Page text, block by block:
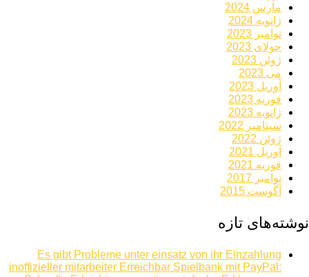
مارس 2024
ژانویه 2024
نوامبر 2023
جولای 2023
ژوئن 2023
می 2023
آوریل 2023
فوریه 2023
ژانویه 2023
سپتامبر 2022
ژوئن 2022
آوریل 2021
فوریه 2021
نوامبر 2017
آگوست 2015
نوشته‌های تازه
Es gibt Probleme unter einsatz von ihr Einzahlung
inoffizieller mitarbeiter Erreichbar Spielbank mit PayPal: